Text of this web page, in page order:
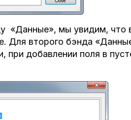
«Данные», мы увидим, что
Для второго бэнда
при добавлении поля в